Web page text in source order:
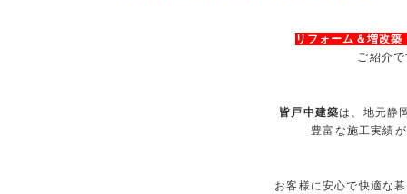
リフォーム＆増改
ご紹介
皆戸中建築は、地元静
豊富な施工実績
お客様に安心で快適な